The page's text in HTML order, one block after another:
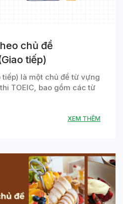
chủ đề
tiếp)
là một chủ đề từ vựng
TOEIC, bao gồm các từ
XEM THÊM